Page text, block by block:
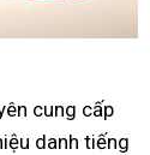
cung cấp
danh tiếng